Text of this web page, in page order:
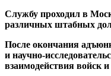
Службу проходил в
различных штабных
После окончания
и научно-
взаимодействия войск